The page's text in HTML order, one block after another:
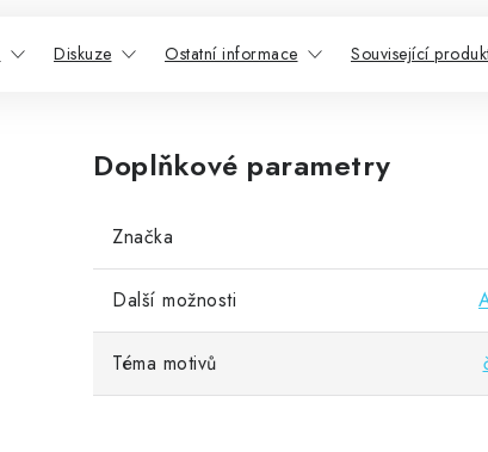
Diskuze Ostatní informace Související
Doplňkové parametry
Značka
Další možnosti
Téma motivů